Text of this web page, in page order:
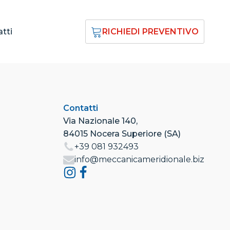
RICHIEDI PREVENTIVO
Contatti
Via Nazionale 140,
84015 Nocera Superiore (SA)
+39 081 932493
info@meccanicameridionale.biz